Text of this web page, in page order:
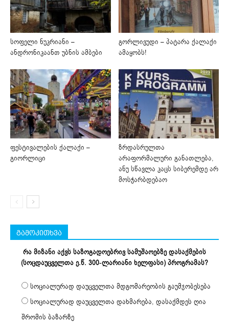
სოფელი ნუკრიანი –
ანდრონიკაანთ უბნის ამბები
გორლივუდი – პატარა ქალაქი
ამაყობს!
ფესტივალების ქალაქი –
გიორლიცი
ზრდასრულთა
არაფორმალური განათლება,
ანუ სწავლა კაცს სიბერემდე არ
მოსჭარბდებაო
გამოკითხვა
რა მიზანი აქვს საზოგადოებრივ სამუშაოებზე დასაქმების
(სოცდაუცველთა ე.წ. 300-ლარიანი ხელფასი) პროგრამას?
სოციალურად დაუცველთა მდგომარეობის გაუმჯობესება
სოციალურად დაუცველთა დახმარება, დასაქმდეს ღია
შრომის ბაზარზე